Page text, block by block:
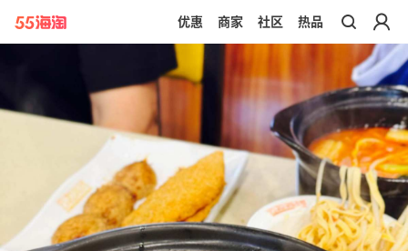
带你去官网买正品
优惠 商家 社区 热品